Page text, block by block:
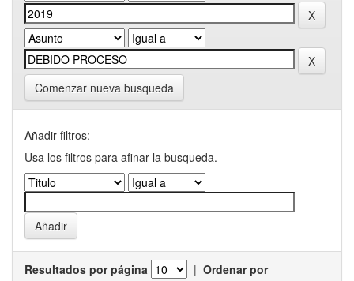
Comenzar nueva busqueda
Añadir filtros:
Usa los filtros para afinar la busqueda.
Resultados por página | Ordenar por